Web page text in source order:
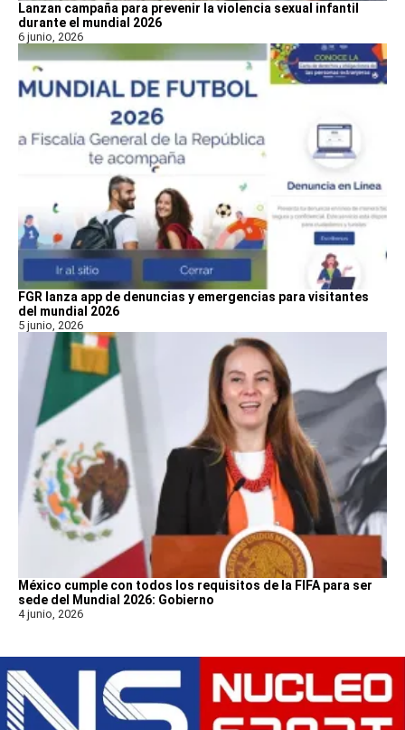
Lanzan campaña para prevenir la violencia sexual infantil
durante el mundial 2026
6 junio, 2026
FGR lanza app de denuncias y emergencias para visitantes
del mundial 2026
5 junio, 2026
México cumple con todos los requisitos de la FIFA para ser
sede del Mundial 2026: Gobierno
4 junio, 2026